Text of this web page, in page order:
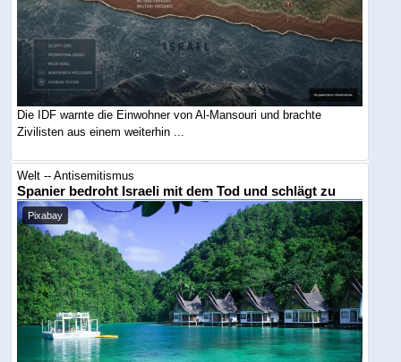
Die IDF warnte die Einwohner von Al-Mansouri und brachte
Zivilisten aus einem weiterhin ...
Welt -- Antisemitismus
Spanier bedroht Israeli mit dem Tod und schlägt zu
Pixabay